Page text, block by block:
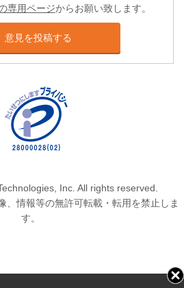
専用ページからお願い致します。
意見を投稿する
Inc. All rights reserved.
、情報等の無許可転載・転用を禁止しま
す。